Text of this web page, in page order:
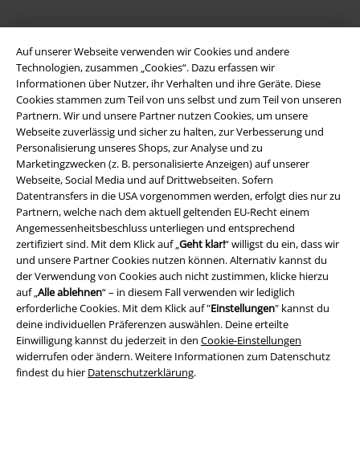
Auf unserer Webseite verwenden wir Cookies und andere
Technologien, zusammen „Cookies“. Dazu erfassen wir
Informationen über Nutzer, ihr Verhalten und ihre Geräte. Diese
Cookies stammen zum Teil von uns selbst und zum Teil von unseren
Partnern. Wir und unsere Partner nutzen Cookies, um unsere
Webseite zuverlässig und sicher zu halten, zur Verbesserung und
Personalisierung unseres Shops, zur Analyse und zu
Marketingzwecken (z. B. personalisierte Anzeigen) auf unserer
Webseite, Social Media und auf Drittwebseiten. Sofern
Datentransfers in die USA vorgenommen werden, erfolgt dies nur zu
Partnern, welche nach dem aktuell geltenden EU-Recht einem
Angemessenheitsbeschluss unterliegen und entsprechend
zertifiziert sind. Mit dem Klick auf „Geht klar!“ willigst du ein, dass wir
und unsere Partner Cookies nutzen können. Alternativ kannst du
der Verwendung von Cookies auch nicht zustimmen, klicke hierzu
auf „Alle ablehnen“ – in diesem Fall verwenden wir lediglich
erforderliche Cookies. Mit dem Klick auf "Einstellungen" kannst du
deine individuellen Präferenzen auswählen. Deine erteilte
Einwilligung kannst du jederzeit in den Cookie-Einstellungen
widerrufen oder ändern. Weitere Informationen zum Datenschutz
findest du hier Datenschutzerklärung.
Rechtliches
AGB
Impressum
Datenschutz
Entsorgung und Umweltschutz
Konformitätserklärung
Information zur Barrierefreiheit